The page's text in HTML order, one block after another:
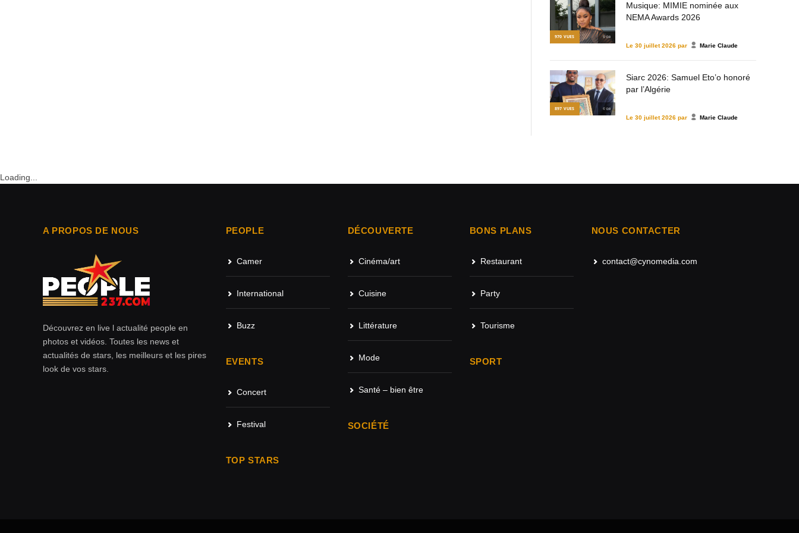
970 VUES © DR
Musique: MIMIE nominée aux
NEMA Awards 2026
Le 30 juillet 2026 par Marie Claude
897 VUES © DR
Siarc 2026: Samuel Eto’o honoré
par l’Algérie
Le 30 juillet 2026 par Marie Claude
Loading...
A PROPOS DE NOUS
Découvrez en live l actualité people en
photos et vidéos. Toutes les news et
actualités de stars, les meilleurs et les pires
look de vos stars.
PEOPLE
Camer
International
Buzz
EVENTS
Concert
Festival
TOP STARS
DÉCOUVERTE
Cinéma/art
Cuisine
Littérature
Mode
Santé – bien être
SOCIÉTÉ
BONS PLANS
Restaurant
Party
Tourisme
SPORT
NOUS CONTACTER
contact@cynomedia.com